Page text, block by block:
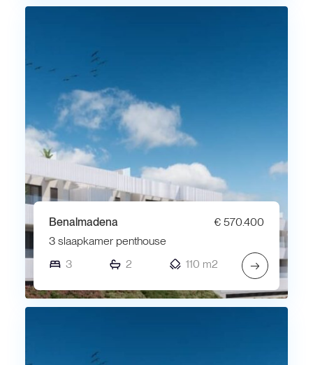
Benalmadena
€ 570.400
3 slaapkamer penthouse
3
2 110 m2 →